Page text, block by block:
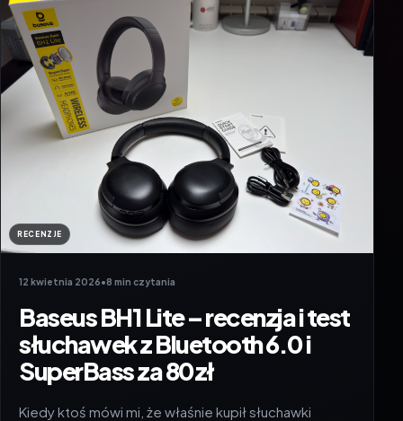
RECENZJE
12 kwietnia 2026•8 min czytania
Baseus BH1 Lite – recenzja i test
słuchawek z Bluetooth 6.0 i
SuperBass za 80zł
Kiedy ktoś mówi mi, że właśnie kupił słuchawki